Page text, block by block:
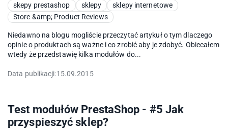
skepy prestashop
sklepy
sklepy internetowe
Store &amp; Product Reviews
Niedawno na blogu mogliście przeczytać artykuł o tym dlaczego
opinie o produktach są ważne i co zrobić aby je zdobyć. Obiecałem
wtedy że przedstawię kilka modułów do...
Data publikacji:15.09.2015
Test modułów PrestaShop - #5 Jak
przyspieszyć sklep?